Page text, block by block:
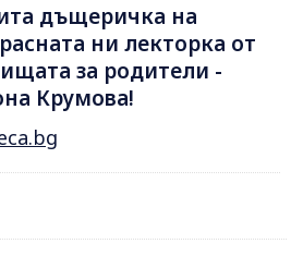
дъщеричка на
ни лекторка от
за родители -
Крумова!